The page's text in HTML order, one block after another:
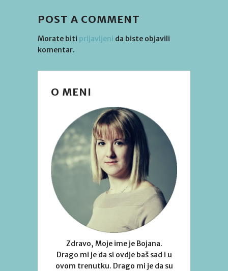
POST A COMMENT
Morate biti prijavljeni da biste objavili
komentar.
O MENI
Zdravo, Moje ime je Bojana.
Drago mi je da si ovdje baš sad i u
ovom trenutku. Drago mi je da su